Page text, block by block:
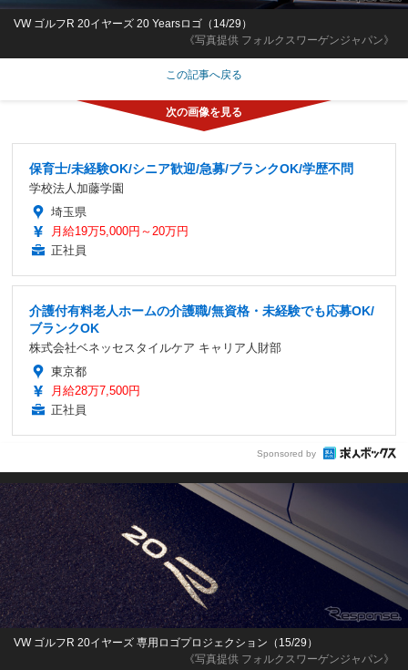
《写真提供 フォルクスワーゲンジャパン》
VW ゴルフR 20イヤーズ 20 Yearsロゴ（14/29）
この記事へ戻る
保育士/未経験OK/シニア歓迎/急募/ブランクOK/学歴不問
学校法人加藤学園
埼玉県
月給19万5,000円～20万円
正社員
介護付有料老人ホームの介護職/無資格・未経験でも応募OK/
ブランクOK
株式会社ベネッセスタイルケア キャリア人財部
東京都
月給28万7,500円
正社員
Sponsored by
《写真提供 フォルクスワーゲンジャパン》
VW ゴルフR 20イヤーズ 専用ロゴプロジェクション（15/29）